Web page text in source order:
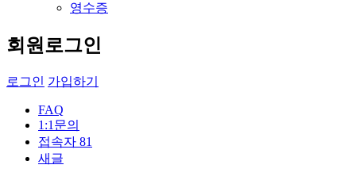
영수증
회원로그인
로그인 가입하기
FAQ
1:1문의
접속자 81
새글